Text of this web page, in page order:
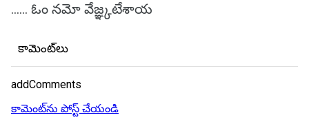
...... ఓం నమో వేజ్ఞ్కటేశాయ
కామెంట్‌లు
addComments
కామెంట్‌ను పోస్ట్ చేయండి